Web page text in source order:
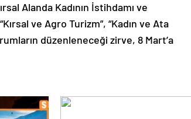
Alanda Kadının İstihdamı ve
ve Agro Turizm”, “Kadın ve Ata
düzenleneceği zirve, 8 Mart’a